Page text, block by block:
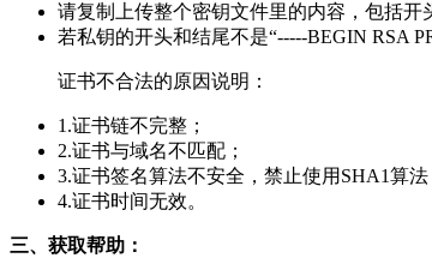
请复制上传整个密钥文件里的内容，包括开
若私钥的开头和结尾不是“-----BEGIN RSA
证书不合法的原因说明：
1.证书链不完整；
2.证书与域名不匹配；
3.证书签名算法不安全，禁止使用SHA1算法
4.证书时间无效。
三、获取帮助：